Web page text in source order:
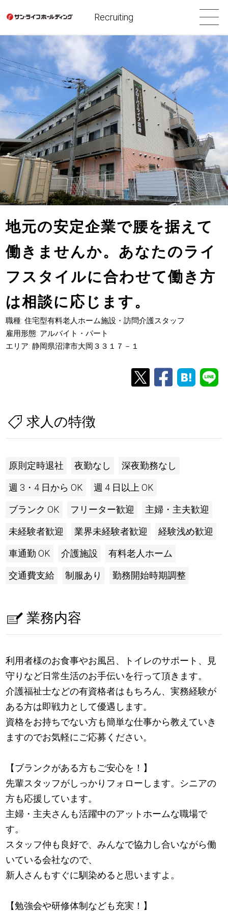
Recruiting
地元の安定企業で腰を据えて
働きませんか。あなたのライ
フスタイルに合わせて働き方
は相談に応じます。
職種: 住宅型有料老人ホーム施設・訪問介護スタッフ
雇用形態: アルバイト・パート
エリア: 静岡県沼津市大岡３３１７－１
求人の特徴
原則定時退社 夜勤なし 深夜勤務なし
週 3・4 日から OK 週 4 日以上 OK
ブランク OK フリーター歓迎 主婦・主夫歓迎
未経験者歓迎 業界未経験者歓迎 経験浅め歓迎
車通勤 OK 介護施設 有料老人ホーム
交通費支給 制服あり 勤務開始時期調整
業務内容
利用者様のお食事やお風呂、トイレのサポート、見
守りなど日常生活のお手伝いを行って頂きます。
介護福祉士などの有資格者はもちろん、実務経験が
ある方は即戦力として優遇します。
資格をお持ちでない方も簡単な仕事から教えていき
ますのでお気軽にご応募ください。
【ブランクがある方もご安心を！】
先輩スタッフがしっかりフォローします。シニアの
方も応援しています。
主婦・主夫さんも活躍中のアットホームな職場で
す。
スタッフ仲も良好で、みんなで協力し合いながら働
いている会社なので、
新人さんもすぐに馴染めると思いますよ。
【勉強会や研修体制なども充実！】